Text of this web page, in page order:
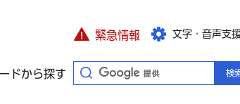
緊急情報 文字・音声支
ドから探す